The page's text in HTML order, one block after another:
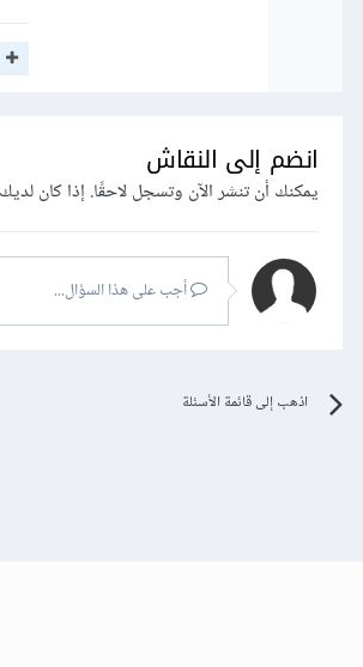
انضم إلى النقاش
يمكنك أن تنشر الآن وتسجل لاحقًا. إذا كان
أجب على هذا السؤال...
اذهب إلى قائمة الأسئلة